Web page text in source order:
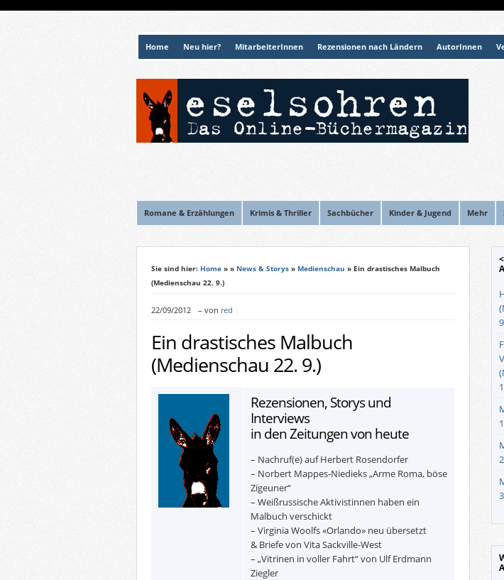
Home Neu hier? MitarbeiterInnen Rezensionen nach Ländern AutorInnen
Romane & Erzählungen Krimis & Thriller Sachbücher Kinder & Jugend Mehr
Sie sind hier: Home » » News & Storys » Medienschau » Ein drastisches Malbuch
(Medienschau 22. 9.)
22/09/2012 – von red
Ein drastisches Malbuch
(Medienschau 22. 9.)
Rezensionen, Storys und
Interviews
in den Zeitungen von heute
– Nachruf(e) auf Herbert Rosendorfer
– Norbert Mappes-Niedieks „Arme Roma, böse
Zigeuner“
– Weißrussische Aktivistinnen haben ein
Malbuch verschickt
– Virginia Woolfs «Orlando» neu übersetzt
& Briefe von Vita Sackville-West
– „Vitrinen in voller Fahrt“ von Ulf Erdmann
Ziegler